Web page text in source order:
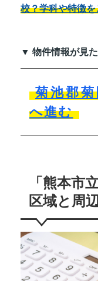
校？学科や特徴を
▼ 物件情報が見
菊池郡
へ進む
「熊本市
区域と周